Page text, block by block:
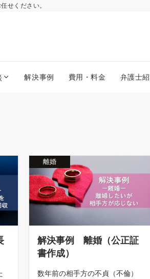
せください。
解決事例 費用・料金 弁護士
離婚
解決事例 離婚（公正証
書作成）
数年前の相手方の不貞（不倫）